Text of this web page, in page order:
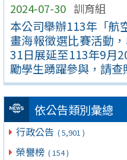
2024-07-30 訓育組
本公司舉辦113年「航
畫海報徵選比賽活動
31日展延至113年9月
勵學生踴躍參與，請查
依公告類別彙總
行政公告 ( 5,901 )
榮譽榜 ( 154 )